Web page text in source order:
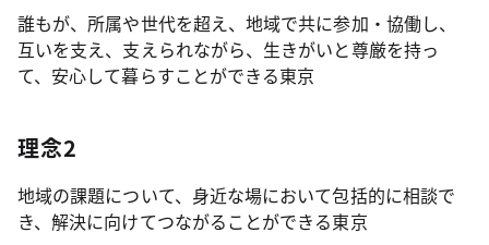
誰もが、所属や世代を超え、地域で共に参加・協働し、
互いを支え、支えられながら、生きがいと尊厳を持っ
て、安心して暮らすことができる東京
理念2
地域の課題について、身近な場において包括的に相談で
き、解決に向けてつながることができる東京